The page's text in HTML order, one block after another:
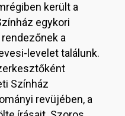
került a
egykori
a
levelet találunk.
Színház
revüjében, a